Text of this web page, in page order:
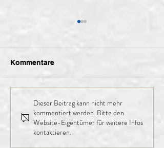
Finales Kader der 1.
Mannschaft für die
kommende Saison
Kommentare
Dieser Beitrag kann nicht mehr
kommentiert werden. Bitte den
Website-Eigentümer für weitere Infos
kontaktieren.